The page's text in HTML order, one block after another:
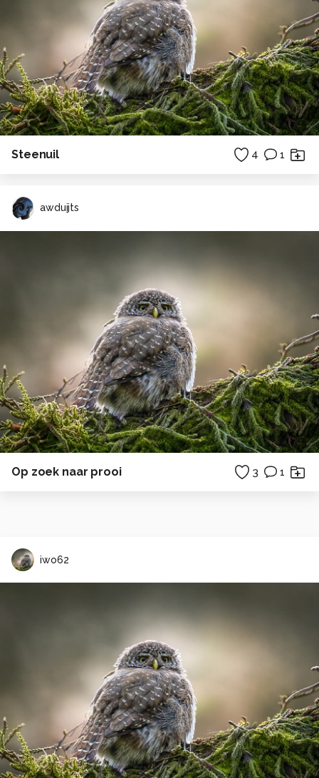
Steenuil 4 1
awduijts
Op zoek naar prooi 3 1
iwo62